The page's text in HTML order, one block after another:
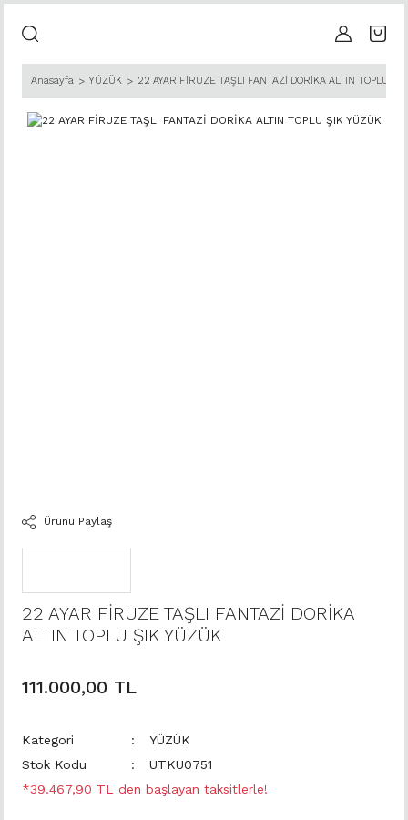
Anasayfa YÜZÜK 22 AYAR FİRUZE TAŞLI FANTAZİ DORİKA ALTIN TOPLU
Ürünü Paylaş
22 AYAR FİRUZE TAŞLI FANTAZİ DORİKA
ALTIN TOPLU ŞIK YÜZÜK
111.000,00 TL
Kategori
YÜZÜK
Stok Kodu
UTKU0751
*39.467,90 TL den başlayan taksitlerle!